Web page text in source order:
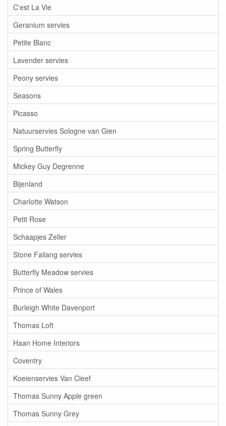
C'est La Vie
Geranium servies
Petite Blanc
Lavender servies
Peony servies
Seasons
Picasso
Natuurservies Sologne van Gien
Spring Butterfly
Mickey Guy Degrenne
Bijenland
Charlotte Watson
Petit Rose
Schaapjes Zeller
Stone Faliang servies
Butterfly Meadow servies
Prince of Wales
Burleigh White Davenport
Thomas Loft
Haan Home Interiors
Coventry
Koeienservies Van Cleef
Thomas Sunny Apple green
Thomas Sunny Grey